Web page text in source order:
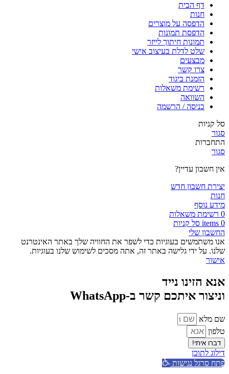
דף הבית
חנות
הדפסה על מוצרים
הדפסת תמונות
תמונות חיתוך לייזר
שלט לדלת בעיצוב אישי
מבצעים
צרו קשר
הזמנת ביגוד
רשימת משאלות
השוואה
כניסה / הרשמה
סל קניות
סגור
התחברות
סגור
אין חשבון עדיין?
יצירת חשבון חדש
חנות
מידע נוסף
0 רשימת משאלות
0
items סל קניות
החשבון שלי
אנו משתמשים בעוגיות כדי לשפר את החוויה שלך באתר האינטרנט
שלנו. על ידי גלישה באתר זה, אתה מסכים לשימוש שלנו בעוגיות.
אישור
אנא הזינו נייד
וניצור איתכם קשר ב-WhatsApp
שם מלא
טלפון
דברו איתי!
דילוג לתוכן
פתח סרגל נגישות